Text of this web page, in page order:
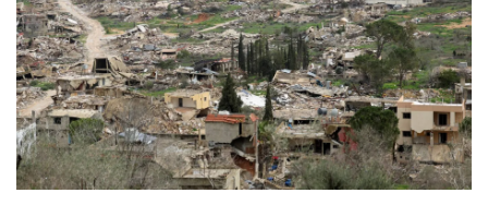
أسرار
متفرقات
نداء القرّاء